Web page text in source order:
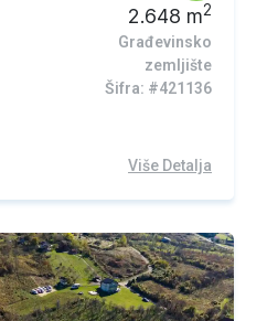
2.648 m2
Građevinsko
zemljište
Šifra: #421136
Više Detalja